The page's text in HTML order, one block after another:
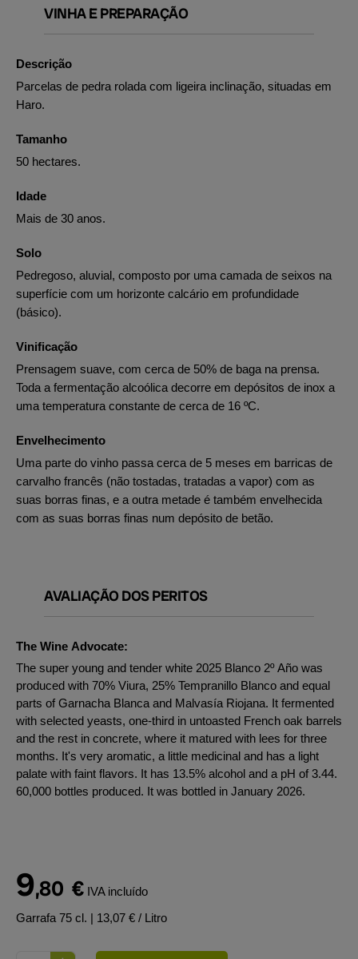
VINHA E PREPARAÇÃO
Descrição
Parcelas de pedra rolada com ligeira inclinação, situadas em
Haro.
Tamanho
50 hectares.
Idade
Mais de 30 anos.
Solo
Pedregoso, aluvial, composto por uma camada de seixos na
superfície com um horizonte calcário em profundidade
(básico).
Vinificação
Prensagem suave, com cerca de 50% de baga na prensa.
Toda a fermentação alcoólica decorre em depósitos de inox a
uma temperatura constante de cerca de 16 ºC.
Envelhecimento
Uma parte do vinho passa cerca de 5 meses em barricas de
carvalho francês (não tostadas, tratadas a vapor) com as
suas borras finas, e a outra metade é também envelhecida
com as suas borras finas num depósito de betão.
AVALIAÇÃO DOS PERITOS
The Wine Advocate:
The super young and tender white 2025 Blanco 2º Año was
produced with 70% Viura, 25% Tempranillo Blanco and equal
parts of Garnacha Blanca and Malvasía Riojana. It fermented
with selected yeasts, one-third in untoasted French oak barrels
and the rest in concrete, where it matured with lees for three
months. It's very aromatic, a little medicinal and has a light
palate with faint flavors. It has 13.5% alcohol and a pH of 3.44.
60,000 bottles produced. It was bottled in January 2026.
9,80 € IVA incluído
Garrafa 75 cl. | 13,07 € / Litro